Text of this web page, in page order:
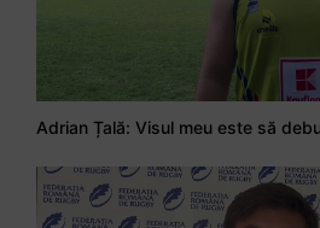
Adrian Țală: Visul meu este să